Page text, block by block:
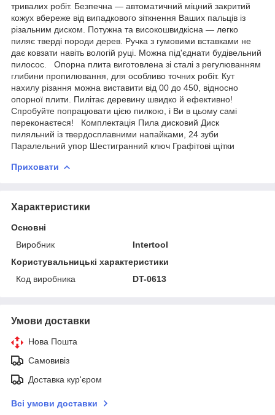
тривалих робіт. Безпечна — автоматичний міцний закритий
кожух вбереже від випадкового зіткнення Ваших пальців із
різальним диском. Потужна та високошвидкісна — легко
пиляє тверді породи дерев. Ручка з гумовими вставками не
дає ковзати навіть вологій руці. Можна під'єднати будівельний
пилосос. Опорна плита виготовлена зі сталі з регулюванням
глибини пропилювання, для особливо точних робіт. Кут
нахилу різання можна виставити від 00 до 450, відносно
опорної плити. Пилітає деревину швидко й ефективно!
Спробуйте попрацювати цією пилкою, і Ви в цьому самі
переконаєтеся! Комплектація Пила дисковий Диск
пиляльний із твердосплавними напайками, 24 зуби
Паралельний упор Шестигранний ключ Графітові щітки
Приховати
Характеристики
Основні
Виробник
Intertool
Користувальницькі характеристики
Код виробника
DT-0613
Умови доставки
Нова Пошта
Самовивіз
Доставка кур'єром
Всі умови доставки